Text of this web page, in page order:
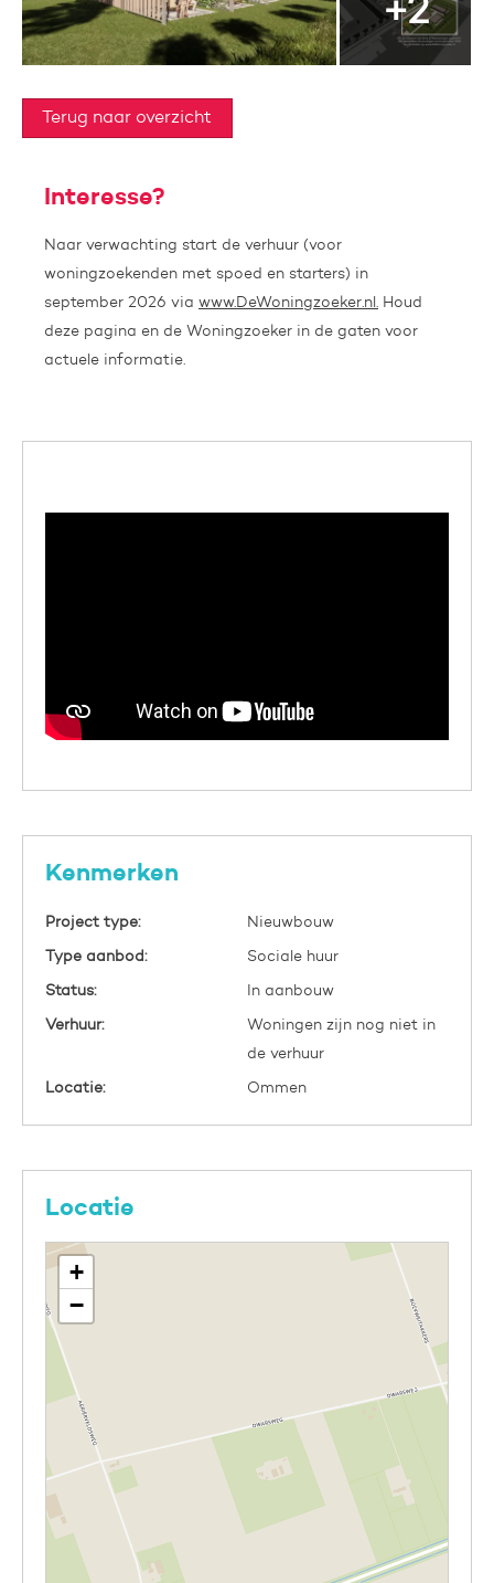
Terug naar overzicht
Interesse?
Naar verwachting start de verhuur (voor
woningzoekenden met spoed en starters) in
september 2026 via www.DeWoningzoeker.nl. Houd
deze pagina en de Woningzoeker in de gaten voor
actuele informatie.
Kenmerken
Project type: Nieuwbouw
Type aanbod: Sociale huur
Status: In aanbouw
Verhuur:
Woningen zijn nog niet in
de verhuur
Locatie: Ommen
Locatie
+
−